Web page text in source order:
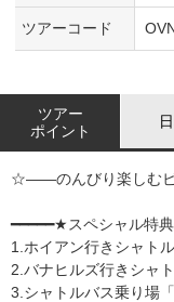
ツアーコード
ツアー
ポイント
☆――のんびり楽しむ
━━━━━★スペシャル
1.ホイアン行きシャト
2.バナヒルズ行きシャ
3.シャトルバス乗り場